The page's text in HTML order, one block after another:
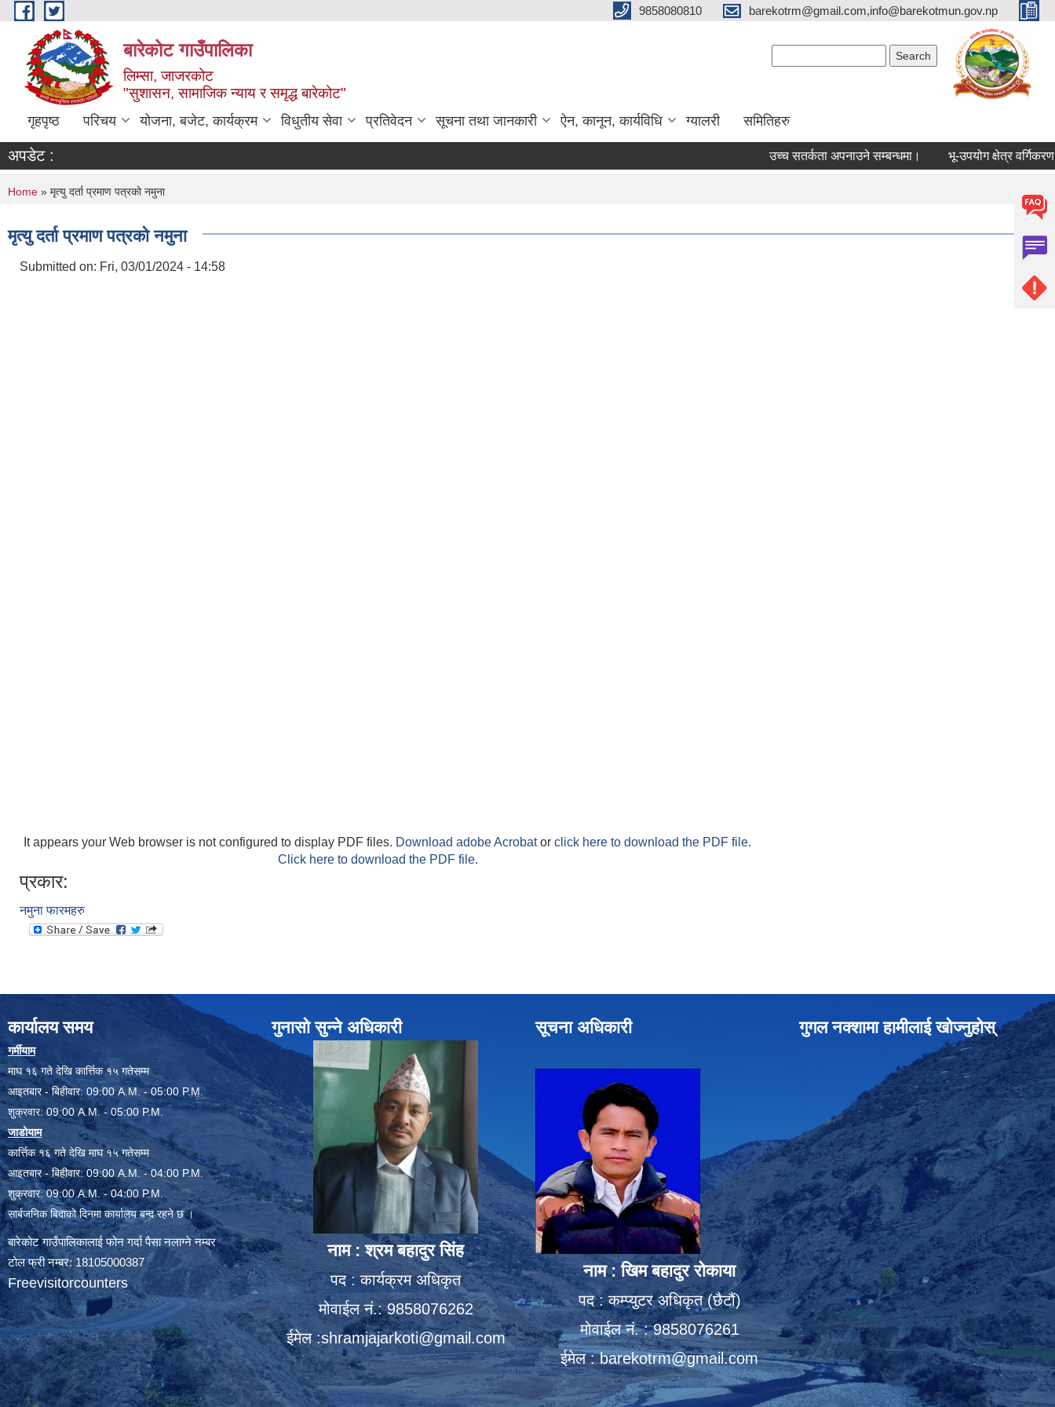
Skip to main content 9858080810 barekotrm@gmail.com,info@barekotmun.gov.np
बारेकोट गाउँपालिका
लिम्सा, जाजरकोट
"सुशासन, सामाजिक न्याय र समृद्ध बारेकोट"
गृहपृष्ठ परिचय योजना, बजेट, कार्यक्रम विधुतीय सेवा प्रतिवेदन सूचना तथा जानकारी ऐन, कानून, कार्यविधि ग्यालरी समितिहरु
अपडेट : उच्च सतर्कता अपनाउने सम्बन्धमा। भू-उपयोग क्षेत्र वर्गिकरण
You are here
Home » मृत्यु दर्ता प्रमाण पत्रको नमुना
मृत्यु दर्ता प्रमाण पत्रको नमुना
Submitted on: Fri, 03/01/2024 - 14:58
It appears your Web browser is not configured to display PDF files. Download adobe Acrobator click here to download the PDF file.
Click here to download the PDF file.
प्रकार:
नमुना फारमहरु
कार्यालय समय
गर्मीयाम
माघ १६ गते देखि कार्त्तिक १५ गतेसम्म
आइतबार - बिहीवार: 09:00 A.M. - 05:00 P.M.
शुक्रवार: 09:00 A.M. - 05:00 P.M.
जाडोयाम
कार्त्तिक १६ गते देखि माघ १५ गतेसम्म
आइतबार - बिहीवार: 09:00 A.M. - 04:00 P.M.
शुक्रवार: 09:00 A.M. - 04:00 P.M.
सार्बजनिक बिदाको दिनमा कार्यालय बन्द रहने छ ।
बारेकोट गाउँपालिकालाई फोन गर्दा पैसा नलाग्ने नम्बर
टोल फ्री नम्बर: 18105000387
Freevisitorcounters
गुनासो सुन्ने अधिकारी
नाम : श्रम बहादुर सिंह
पद : कार्यक्रम अधिकृत
मोवाईल नं.: 9858076262
ईमेल :shramjajarkoti@gmail.com
सूचना अधिकारी
नाम : खिम बहादुर रोकाया
पद : कम्प्युटर अधिकृत (छैटौं)
मोवाईल नं. : 9858076261
ईमेल :barekotrm@gmail.com
गुगल नक्शामा हामीलाई खोज्नुहोस्